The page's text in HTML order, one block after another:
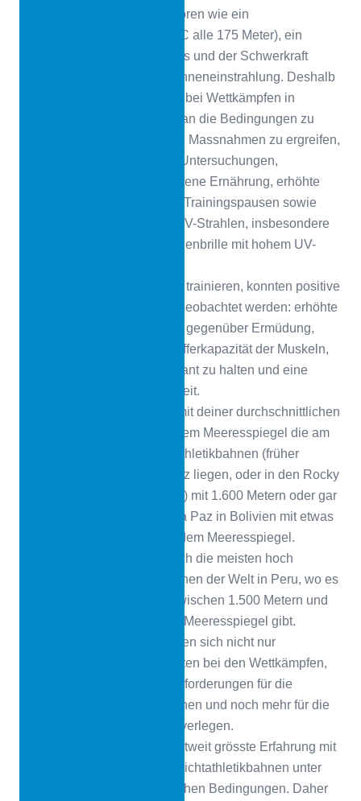
Hinzu kommen weitere Faktoren wie ein
Temperaturrückgang (ca. 1° C alle 175 Meter), ein
Rückgang des Wasserdampfs und der Schwerkraft
sowie eine Zunahme der Sonneneinstrahlung. Deshalb
ist es notwendig, den Körper bei Wettkämpfen in
grossen Höhen schrittweise an die Bedingungen zu
gewöhnen und verschiedene Massnahmen zu ergreifen,
wie z. B. vorherige ärztliche Untersuchungen,
regelmässige und ausgewogene Ernährung, erhöhte
Flüssigkeitszufuhr und mehr Trainingspausen sowie
einen stärkeren Schutz vor UV-Strahlen, insbesondere
durch das Tragen einer Sonnenbrille mit hohem UV-
Bei Athleten, die in der Höhe trainieren, konnten positive
körperliche Veränderungen beobachtet werden: erhöhte
Ausdauer, grössere Toleranz gegenüber Ermüdung,
verbesserte intrazelluläre Pufferkapazität der Muskeln,
die Fähigkeit, die Kraft konstant zu halten und eine
verbesserte Erholungsfähigkeit.
Man würde vermuten, dass mit deiner durchschnittlichen
Höhe von 600 Metern über dem Meeresspiegel die am
höchsten gelegenen Leichtathletikbahnen (früher
Tartanbahnen) in der Schweiz liegen, oder in den Rocky
Mountains in Colorado (USA) mit 1.600 Metern oder gar
im berühmten Stadion von La Paz in Bolivien mit etwas
mehr als 3.500 Metern über dem Meeresspiegel.
Tatsächlich aber befinden sich die meisten hoch
gelegenen Leichtathletikbahnen der Welt in Peru, wo es
zahlreiche Athletikbahnen zwischen 1.500 Metern und
über 4.000 Metern über dem Meeresspiegel gibt.
In diesen Höhenlagen ergeben sich nicht nur
Schwierigkeiten für die Athleten bei den Wettkämpfen,
sondern auch grosse Herausforderungen für die
Hersteller von Kunststoffbahnen und noch mehr für die
Techniker, die diese Beläge verlegen.
CONICA verfügt über die weltweit grösste Erfahrung mit
zertifizierten Systemen für Leichtathletikbahnen unter
unterschiedlichsten klimatischen Bedingungen. Daher